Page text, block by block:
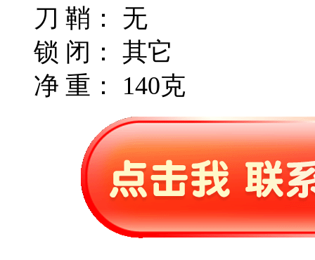
刀 鞘： 无
锁 闭： 其它
净 重： 140克